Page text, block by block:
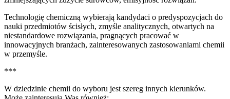
Technologię chemiczną wybierają kandydaci o predyspozycjach do
nauki przedmiotów ścisłych, zmyśle analitycznych, otwartych na
niestandardowe rozwiązania, pragnących pracować w
innowacyjnych branżach, zainteresowanych zastosowaniami chemii
w przemyśle.
***
W dziedzinie chemii do wyboru jest szereg innych kierunków.